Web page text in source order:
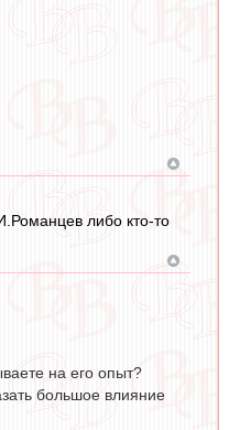
либо кто-то
на его опыт?
большое влияние